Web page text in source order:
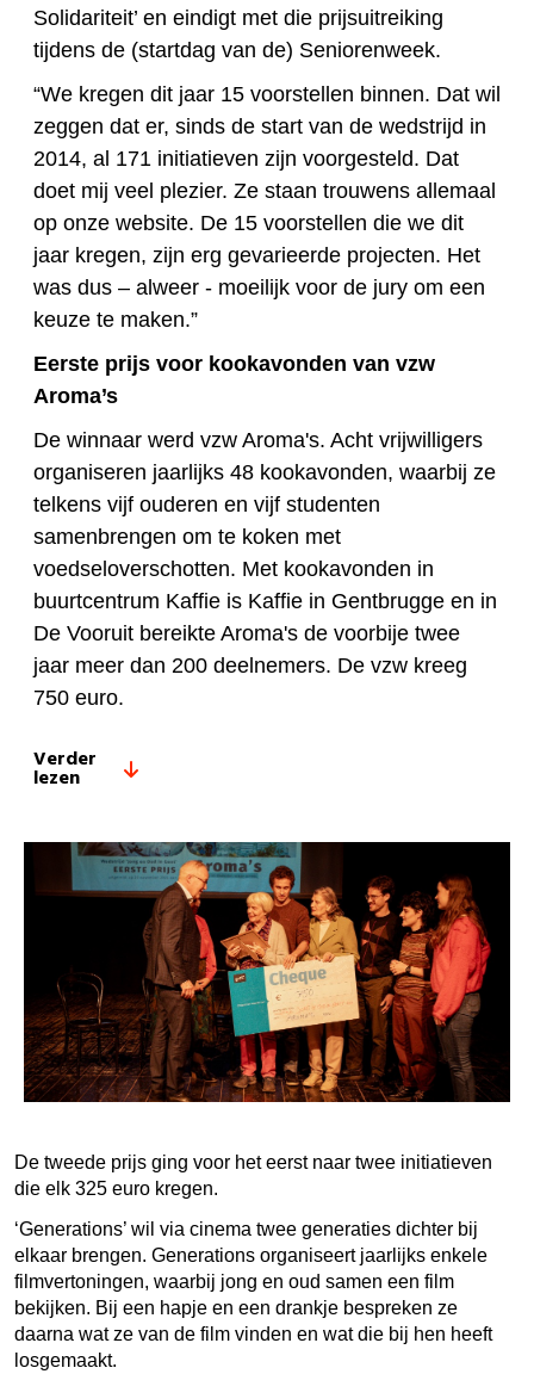
Solidariteit’ en eindigt met die prijsuitreiking
tijdens de (startdag van de) Seniorenweek.
“We kregen dit jaar 15 voorstellen binnen. Dat wil
zeggen dat er, sinds de start van de wedstrijd in
2014, al 171 initiatieven zijn voorgesteld. Dat
doet mij veel plezier. Ze staan trouwens allemaal
op onze website. De 15 voorstellen die we dit
jaar kregen, zijn erg gevarieerde projecten. Het
was dus – alweer - moeilijk voor de jury om een
keuze te maken.”
Eerste prijs voor kookavonden van vzw
Aroma’s
De winnaar werd vzw Aroma's. Acht vrijwilligers
organiseren jaarlijks 48 kookavonden, waarbij ze
telkens vijf ouderen en vijf studenten
samenbrengen om te koken met
voedseloverschotten. Met kookavonden in
buurtcentrum Kaffie is Kaffie in Gentbrugge en in
De Vooruit bereikte Aroma's de voorbije twee
jaar meer dan 200 deelnemers. De vzw kreeg
750 euro.
Verder
lezen
De tweede prijs ging voor het eerst naar twee initiatieven
die elk 325 euro kregen.
‘Generations’ wil via cinema twee generaties dichter bij
elkaar brengen. Generations organiseert jaarlijks enkele
filmvertoningen, waarbij jong en oud samen een film
bekijken. Bij een hapje en een drankje bespreken ze
daarna wat ze van de film vinden en wat die bij hen heeft
losgemaakt.